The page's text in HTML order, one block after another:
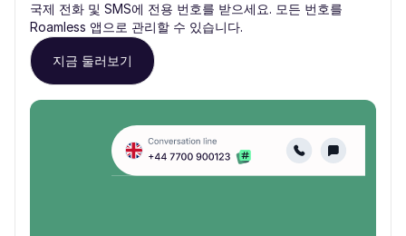
국제 전화 및 SMS에 전용 번호를 받으세요. 모든 번호를
Roamless 앱으로 관리할 수 있습니다.
지금 둘러보기